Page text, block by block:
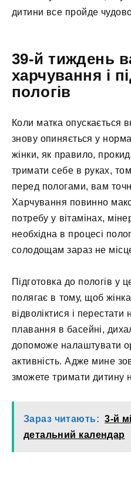
дитини все пройде
39-й тиждень
харчування і
пологів
Коли матка опускається
знову опиняється у
жінки, як правило,
тримати себе в руках,
перед пологами, вам
Харчування повинно
потребу у вітамінах,
необхідна в процесі
солодощам зараз не
Підготовка до пологів у
полягає в тому, щоб
відволіктися і
плавання в басейні,
допоможе налаштувати
активність. Адже мине
зможете тримати дитину
Зараз читають: 3-й
детальний календар